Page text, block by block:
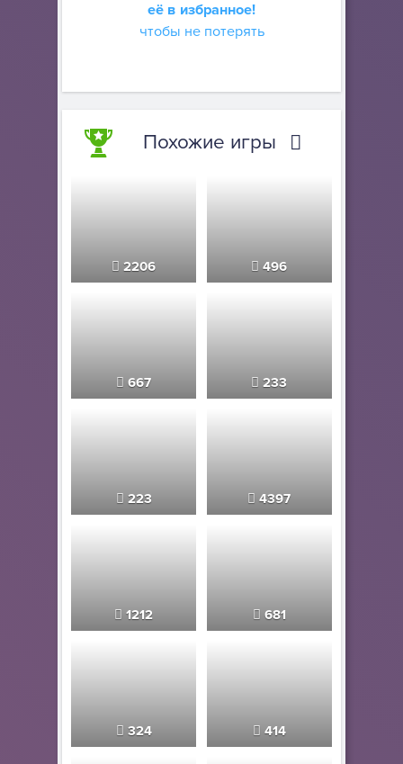
её в избранное!
чтобы не потерять
Похожие игры
2206 496
667 233
223 4397
1212 681
324 414